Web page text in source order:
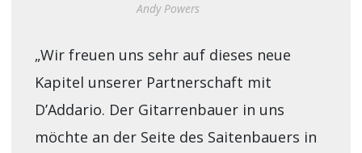
Andy Powers
„Wir freuen uns sehr auf dieses neue
Kapitel unserer Partnerschaft mit
D’Addario. Der Gitarrenbauer in uns
möchte an der Seite des Saitenbauers in